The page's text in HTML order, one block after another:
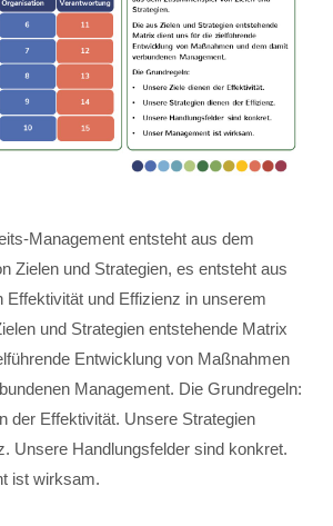
Management entsteht aus dem
Zielen und Strategien, es entsteht aus
Effektivität und Effizienz in unserem
und Strategien entstehende Matrix
Entwicklung von Maßnahmen
Management. Die Grundregeln:
der Effektivität. Unsere Strategien
Unsere Handlungsfelder sind konkret.
ist wirksam.